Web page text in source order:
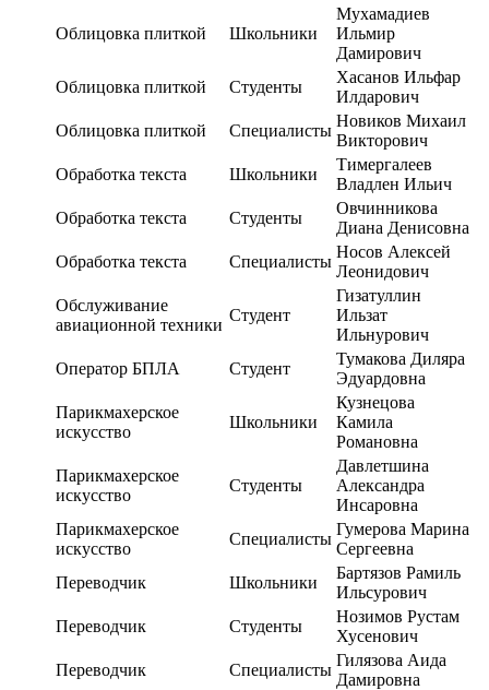
Облицовка плиткой Школьники
Мухамадиев
Ильмир
Дамирович
Облицовка плиткой
Студенты
Хасанов Ильфар
Илдарович
Облицовка плиткой
Специалисты
Новиков Михаил
Викторович
Обработка текста
Школьники
Тимергалеев
Владлен Ильич
Обработка текста
Студенты
Овчинникова
Диана Денисовна
Обработка текста
Специалисты
Носов Алексей
Леонидович
Обслуживание
авиационной техники
Студент
Гизатуллин
Ильзат
Ильнурович
Оператор БПЛА
Студент
Тумакова Диляра
Эдуардовна
Парикмахерское
искусство
Школьники
Кузнецова
Камила
Романовна
Парикмахерское
искусство
Студенты
Давлетшина
Александра
Инсаровна
Парикмахерское
искусство
Специалисты
Гумерова Марина
Сергеевна
Переводчик
Школьники
Бартязов Рамиль
Ильсурович
Переводчик
Студенты
Нозимов Рустам
Хусенович
Переводчик
Специалисты
Гилязова Аида
Дамировна